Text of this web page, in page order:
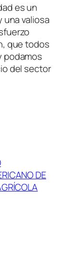
es un
una valiosa
que todos
podamos
del sector
DE